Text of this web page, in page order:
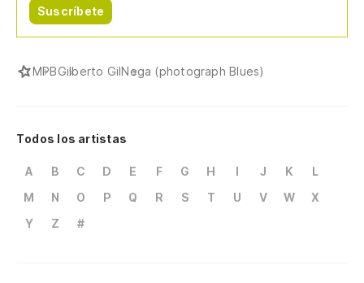
Suscríbete
MPBGilberto GilNega (photograph Blues)
Todos los artistas
A B C D E F G H I J K
L
M
N O P Q R S T U V W
X
Y
Z #